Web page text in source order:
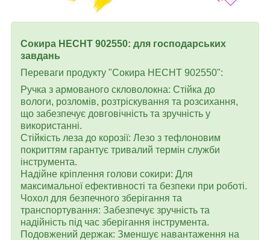
Сокира HECHT 902550: для господарських
завдань
Переваги продукту "Сокира HECHT 902550":
Ручка з армованого скловолокна: Стійка до
вологи, розломів, розтріскування та розсихання,
що забезпечує довговічність та зручність у
використанні.
Стійкість леза до корозії: Лезо з тефлоновим
покриттям гарантує тривалий термін служби
інструмента.
Надійне кріплення голови сокири: Для
максимальної ефективності та безпеки при роботі.
Чохол для безпечного зберігання та
транспортування: Забезпечує зручність та
надійність під час зберігання інструмента.
Подовжений держак: Зменшує навантаження на